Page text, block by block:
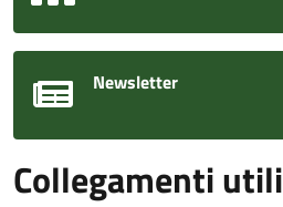
Newsletter
Collegamenti utili